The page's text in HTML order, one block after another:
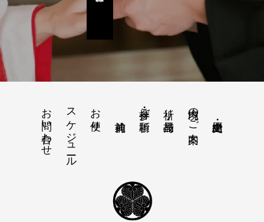
境内のご案内
祈り・授与品
参拝・ご祈願
お便り
スケジュール
お問い合わせ